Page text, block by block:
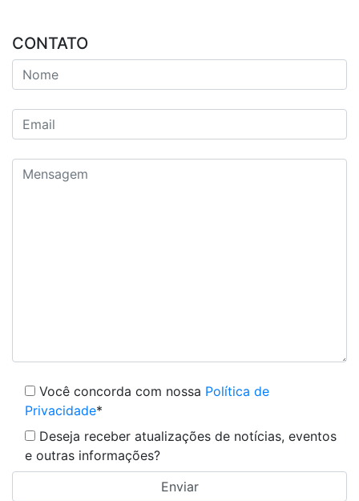
CONTATO
Você concorda com nossa Política de
Privacidade*
Deseja receber atualizações de notícias, eventos
e outras informações?